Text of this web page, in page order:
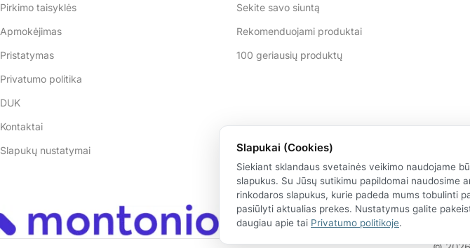
Pirkimo taisyklės
Apmokėjimas
Pristatymas
Privatumo politika
DUK
Kontaktai
Slapukų nustatymai
Sekite savo siuntą
Rekomenduojami produktai
100 geriausių produktų
Slapukai (Cookies)
Siekiant sklandaus svetainės veikimo naudojame
slapukus. Su Jūsų sutikimu papildomai naudosime
rinkodaros slapukus, kurie padeda mums tobulinti
pasiūlyti aktualias prekes. Nustatymus galite
daugiau apie tai Privatumo politikoje.